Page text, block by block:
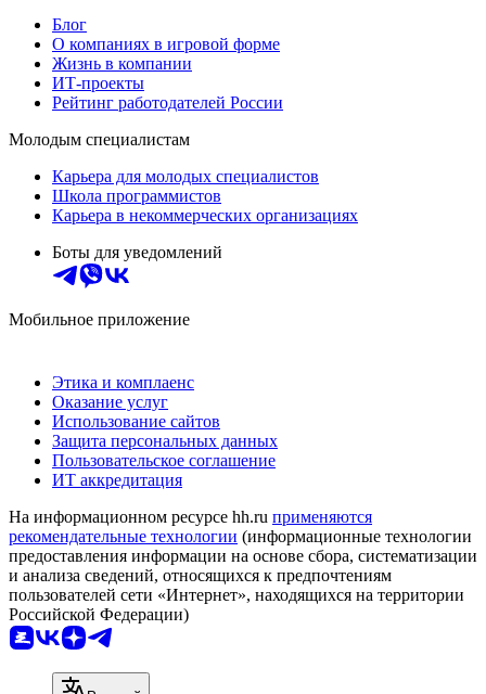
Блог
О компаниях в игровой форме
Жизнь в компании
ИТ-проекты
Рейтинг работодателей России
Молодым специалистам
Карьера для молодых специалистов
Школа программистов
Карьера в некоммерческих организациях
Боты для уведомлений
Мобильное приложение
Этика и комплаенс
Оказание услуг
Использование сайтов
Защита персональных данных
Пользовательское соглашение
ИТ аккредитация
На информационном ресурсе hh.ru применяются
рекомендательные технологии (информационные технологии
предоставления информации на основе сбора, систематизации
и анализа сведений, относящихся к предпочтениям
пользователей сети «Интернет», находящихся на территории
Российской Федерации)